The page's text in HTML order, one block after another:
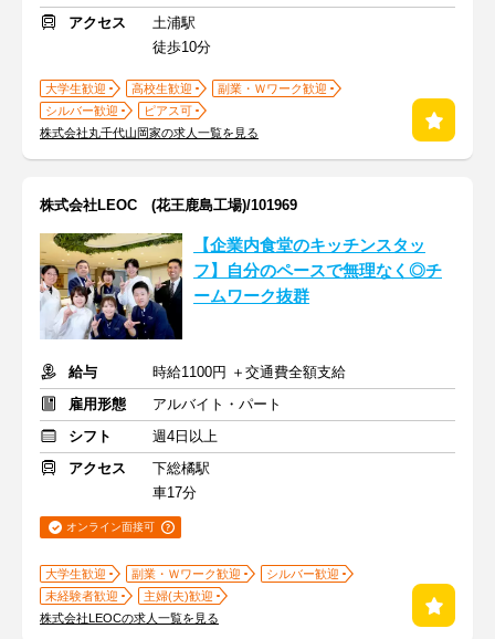
アクセス
土浦駅
徒歩10分
大学生歓迎 高校生歓迎
副業・Ｗワーク歓迎
シルバー歓迎
ピアス可
株式会社丸千代山岡家の求人一覧を見る
株式会社LEOC (花王鹿島工場)/101969
【企業内食堂のキッチンスタッ
フ】自分のペースで無理なく◎チ
ームワーク抜群
給与
時給1100円 ＋交通費全額支給
雇用形態
アルバイト・パート
シフト
週4日以上
アクセス
下総橘駅
車17分
オンライン面接可
大学生歓迎 副業・Ｗワーク歓迎
シルバー歓迎
未経験者歓迎
主婦(夫)歓迎
株式会社LEOCの求人一覧を見る